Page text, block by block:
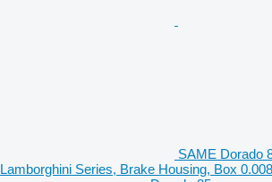
SAME Dorado
Lamborghini Series, Brake Housing, Box